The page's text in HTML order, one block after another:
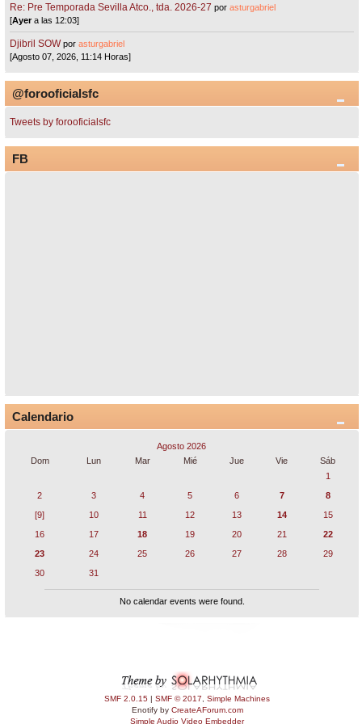
Re: Pre Temporada Sevilla Atco., tda. 2026-27 porasturgabriel
[Ayera las 12:03]
Djibril SOW porasturgabriel
[Agosto 07, 2026, 11:14 Horas]
@forooficialsfc
Tweets by forooficialsfc
FB
Calendario
Agosto 2026
Dom
Lun Mar Mié Jue Vie
Sáb
1
2
3 4 5 6 7
8
[9]
10 11 12 13 14
15
16
17 18 19 20 21
22
23
24 25 26 27 28
29
30
31
No calendar events were found.
SMF 2.0.15 | SMF © 2017
Simple Machines
Enotify by CreateAForum.com
Simple Audio Video Embedder